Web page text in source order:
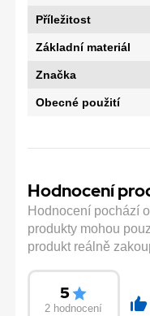
Příležitost
Základní materiál
Značka
Obecné použití
Hodnocení
Hodnocení pochází
produkty mohou
produkt reálně
5
2 hodnocení